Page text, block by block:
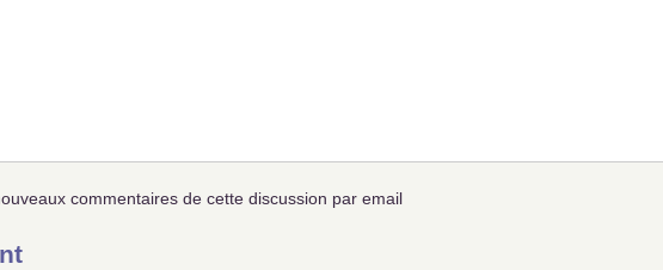
commentaires de cette discussion par email